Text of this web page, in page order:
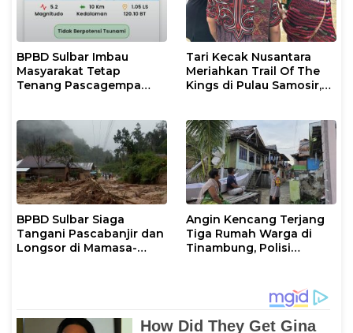
BPBD Sulbar Imbau
Masyarakat Tetap
Tenang Pascagempa
Tari Kecak Nusantara
Meriahkan Trail Of The
Kings di Pulau Samosir,
BPBD Sulbar Siaga
Tangani Pascabanjir dan
Longsor di Mamasa-
Angin Kencang Terjang
Tiga Rumah Warga di
Tinambung, Polisi